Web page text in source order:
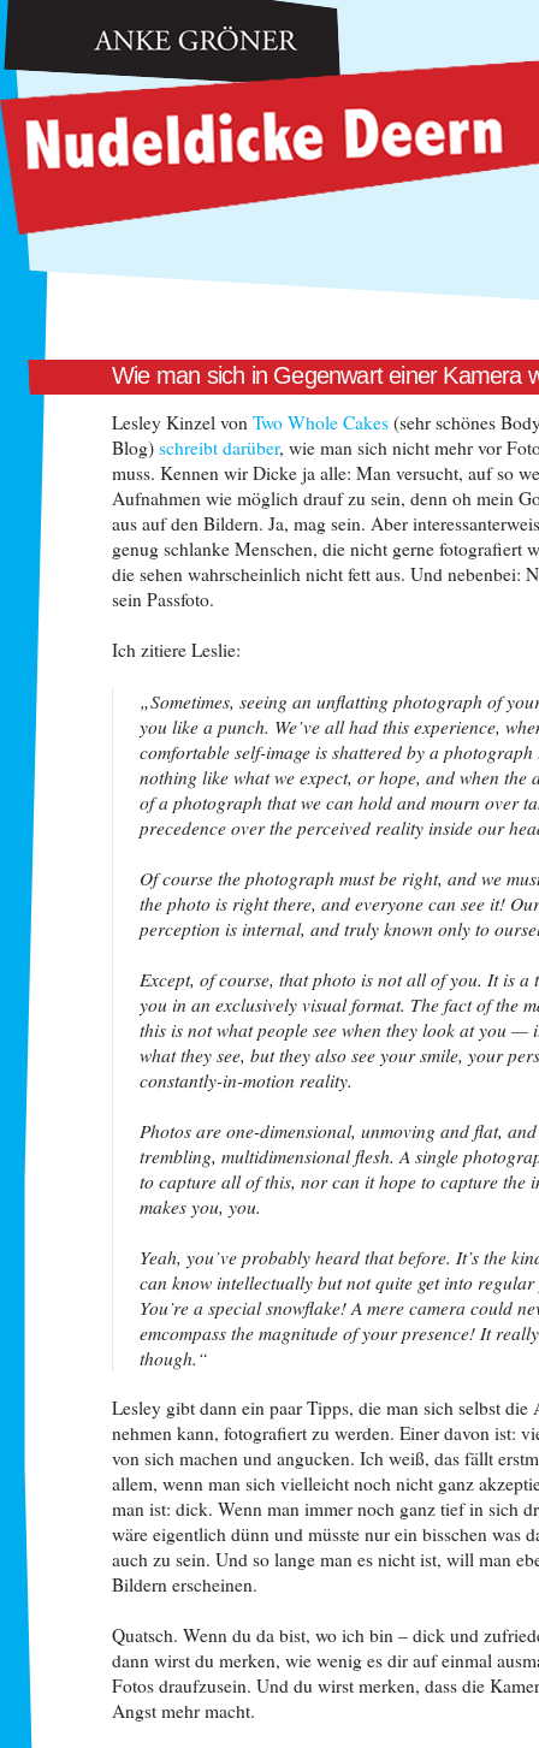
Wie man sich in Gegenwart einer Kamera
Lesley Kinzel von Two Whole Cakes (sehr schönes
Blog) schreibt darüber, wie man sich nicht mehr vor
muss. Kennen wir Dicke ja alle: Man versucht, auf so
Aufnahmen wie möglich drauf zu sein, denn oh mein
aus auf den Bildern. Ja, mag sein. Aber
genug schlanke Menschen, die nicht gerne fotografiert
die sehen wahrscheinlich nicht fett aus. Und nebenbei:
sein Passfoto.
Ich zitiere Leslie:
„Sometimes, seeing an unflatting photograph of
you like a punch. We’ve all had this experience,
comfortable self-image is shattered by a
nothing like what we expect, or hope, and when the
of a photograph that we can hold and mourn over
precedence over the perceived reality inside our
Of course the photograph must be right, and we
the photo is right there, and everyone can see it!
perception is internal, and truly known only to
Except, of course, that photo is not all of you. It is a
you in an exclusively visual format. The fact of the
this is not what people see when they look at you —
what they see, but they also see your smile, your
constantly-in-motion reality.
Photos are one-dimensional, unmoving and flat,
trembling, multidimensional flesh. A single
to capture all of this, nor can it hope to capture the
makes you, you.
Yeah, you’ve probably heard that before. It’s the
can know intellectually but not quite get into
You’re a special snowflake! A mere camera could
emcompass the magnitude of your presence! It
though.“
Lesley gibt dann ein paar Tipps, die man sich selbst die
nehmen kann, fotografiert zu werden. Einer davon ist:
von sich machen und angucken. Ich weiß, das fällt
allem, wenn man sich vielleicht noch nicht ganz
man ist: dick. Wenn man immer noch ganz tief in sich
wäre eigentlich dünn und müsste nur ein bisschen was
auch zu sein. Und so lange man es nicht ist, will man
Bildern erscheinen.
Quatsch. Wenn du da bist, wo ich bin – dick und
dann wirst du merken, wie wenig es dir auf einmal
Fotos draufzusein. Und du wirst merken, dass die
Angst mehr macht.